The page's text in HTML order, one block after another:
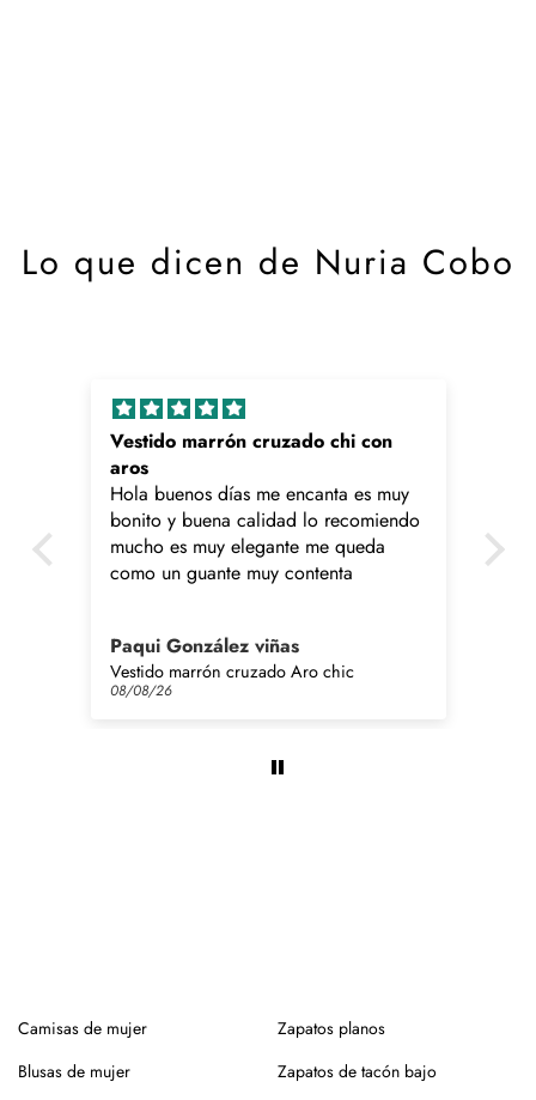
Lo que dicen de Nuria Cobo
Vestido marrón cruzado chi con
aros
Hola buenos días me encanta es muy
bonito y buena calidad lo recomiendo
mucho es muy elegante me queda
como un guante muy contenta
Paqui González viñas
Vestido marrón cruzado Aro chic
08/08/26
Camisas de mujer
Blusas de mujer
Zapatos planos
Zapatos de tacón bajo